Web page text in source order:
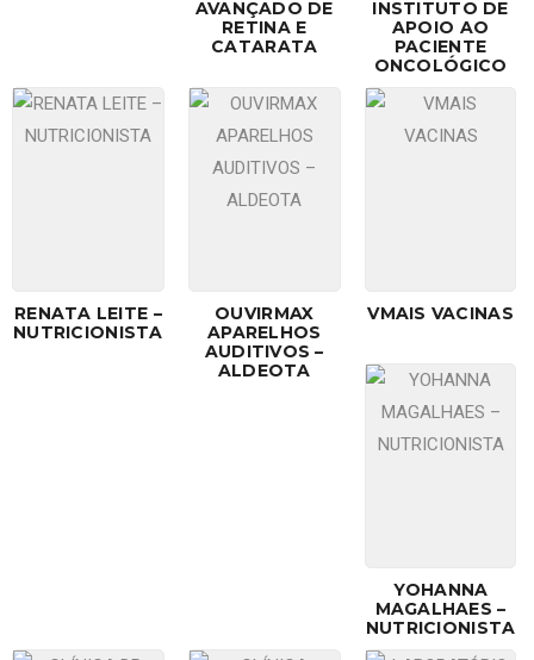
AVANÇADO DE
RETINA E
CATARATA
INSTITUTO DE
APOIO AO
PACIENTE
ONCOLÓGICO
RENATA LEITE –
NUTRICIONISTA
OUVIRMAX
APARELHOS
AUDITIVOS –
ALDEOTA
VMAIS VACINAS
YOHANNA
MAGALHAES –
NUTRICIONISTA